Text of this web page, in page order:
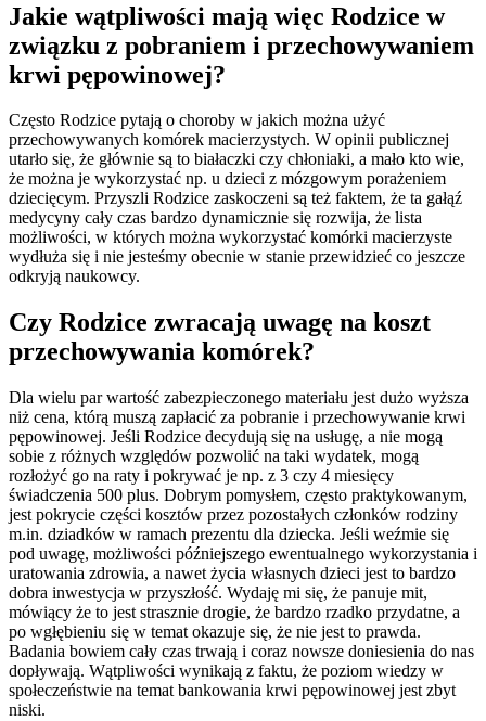
Jakie wątpliwości mają więc Rodzice w
związku z pobraniem i przechowywaniem
krwi pępowinowej?
Często Rodzice pytają o choroby w jakich można użyć
przechowywanych komórek macierzystych. W opinii publicznej
utarło się, że głównie są to białaczki czy chłoniaki, a mało kto wie,
że można je wykorzystać np. u dzieci z mózgowym porażeniem
dziecięcym. Przyszli Rodzice zaskoczeni są też faktem, że ta gałąź
medycyny cały czas bardzo dynamicznie się rozwija, że lista
możliwości, w których można wykorzystać komórki macierzyste
wydłuża się i nie jesteśmy obecnie w stanie przewidzieć co jeszcze
odkryją naukowcy.
Czy Rodzice zwracają uwagę na koszt
przechowywania komórek?
Dla wielu par wartość zabezpieczonego materiału jest dużo wyższa
niż cena, którą muszą zapłacić za pobranie i przechowywanie krwi
pępowinowej. Jeśli Rodzice decydują się na usługę, a nie mogą
sobie z różnych względów pozwolić na taki wydatek, mogą
rozłożyć go na raty i pokrywać je np. z 3 czy 4 miesięcy
świadczenia 500 plus. Dobrym pomysłem, często praktykowanym,
jest pokrycie części kosztów przez pozostałych członków rodziny
m.in. dziadków w ramach prezentu dla dziecka. Jeśli weźmie się
pod uwagę, możliwości późniejszego ewentualnego wykorzystania i
uratowania zdrowia, a nawet życia własnych dzieci jest to bardzo
dobra inwestycja w przyszłość. Wydaję mi się, że panuje mit,
mówiący że to jest strasznie drogie, że bardzo rzadko przydatne, a
po wgłębieniu się w temat okazuje się, że nie jest to prawda.
Badania bowiem cały czas trwają i coraz nowsze doniesienia do nas
dopływają. Wątpliwości wynikają z faktu, że poziom wiedzy w
społeczeństwie na temat bankowania krwi pępowinowej jest zbyt
niski.